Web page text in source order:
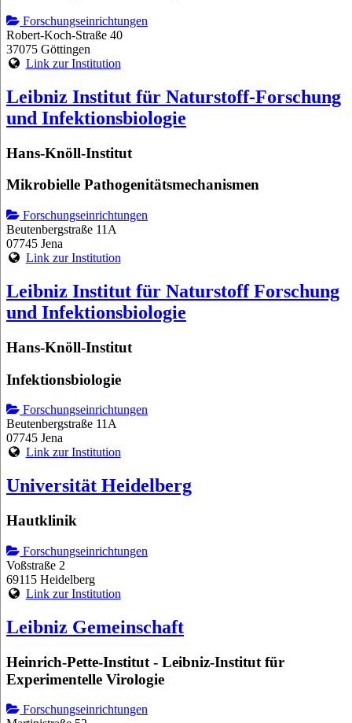
Forschungseinrichtungen
Robert-Koch-Straße 40
37075 Göttingen
Link zur Institution
Leibniz Institut für Naturstoff-Forschung
und Infektionsbiologie
Hans-Knöll-Institut
Mikrobielle Pathogenitätsmechanismen
Forschungseinrichtungen
Beutenbergstraße 11A
07745 Jena
Link zur Institution
Leibniz Institut für Naturstoff Forschung
und Infektionsbiologie
Hans-Knöll-Institut
Infektionsbiologie
Forschungseinrichtungen
Beutenbergstraße 11A
07745 Jena
Link zur Institution
Universität Heidelberg
Hautklinik
Forschungseinrichtungen
Voßstraße 2
69115 Heidelberg
Link zur Institution
Leibniz Gemeinschaft
Heinrich-Pette-Institut - Leibniz-Institut für
Experimentelle Virologie
Forschungseinrichtungen